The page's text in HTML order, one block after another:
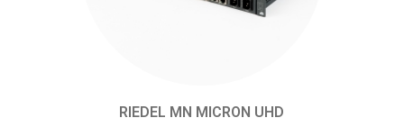
RIEDEL MN MICRON UHD